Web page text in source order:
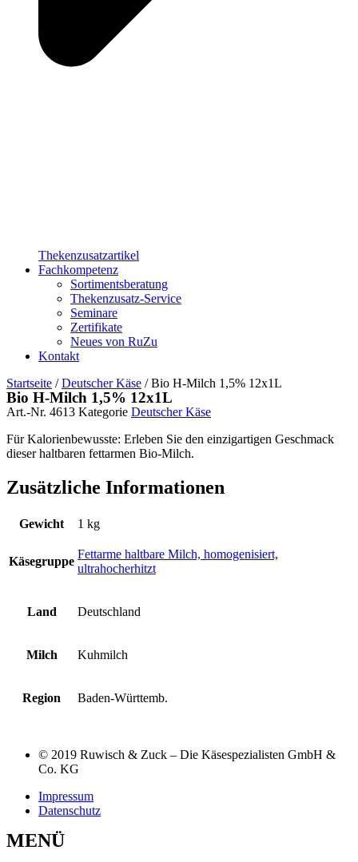
Thekenzusatzartikel
Fachkompetenz
Sortimentsberatung
Thekenzusatz-Service
Seminare
Zertifikate
Neues von RuZu
Kontakt
Startseite /Deutscher Käse / Bio H-Milch 1,5% 12x1L
Bio H-Milch 1,5% 12x1L
Art.-Nr. 4613 Kategorie Deutscher Käse
Für Kalorienbewusste: Erleben Sie den einzigartigen Geschmack
dieser haltbaren fettarmen Bio-Milch.
Zusätzliche Informationen
Gewicht 1 kg
Käsegruppe
Fettarme haltbare Milch, homogenisiert,
ultrahocherhitzt
Land Deutschland
Milch Kuhmilch
Region Baden-Württemb.
© 2019 Ruwisch & Zuck – Die Käsespezialisten GmbH &
Co. KG
Impressum
Datenschutz
MENÜ